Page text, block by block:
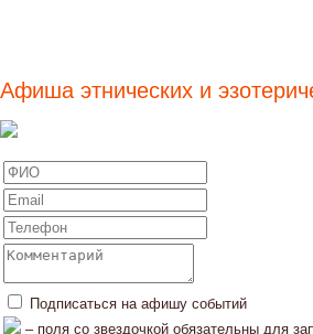
Афиша этнических и
Подписаться на афишу событий
– поля со звездочкой обязательны для